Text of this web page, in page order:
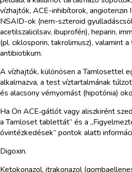
vízhajtók, ACE-inhibítorok,
NSAID-ok (nem-szteroid
acetilszalicilsav, ibuprofén), heparin,
(pl. ciklosporin, takrolimusz), valamint
antibiotikum.
A vízhajtók, különösen a Tamlosettel
alkalmazva, a test víztartalmának
és alacsony vérnyomást (hipotónia)
Ha Ön ACE‑gátlót vagy aliszkirént
a Tamloset tablettát” és a
óvintézkedések” pontok alatti
Digoxin.
Ketokonazol, itrakonazol